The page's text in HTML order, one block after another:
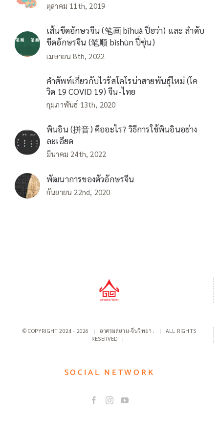
ตุลาคม 11th, 2019
เส้นขีดอักษรจีน (笔画 bǐhuà ปี่ฮว่า) และ ลำดับ
ขีดอักษรจีน (笔顺 bǐshùn ปี่ซุ่น)
เมษายน 8th, 2022
คำศัพท์เกี่ยวกับไวรัสโคโรน่าสายพันธุ์ใหม่ (โค
วิด 19 COVID 19) จีน-ไทย
กุมภาพันธ์ 13th, 2020
พินอิน (拼音) คืออะไร? วิธีการใช้พินอินอย่าง
ละเอียด
มีนาคม 24th, 2022
พัฒนาการของตัวอักษรจีน
กันยายน 22nd, 2020
© COPYRIGHT 2024 - 2026 | อาศรมสยาม-จีนวิทยา .
| ALL RIGHTS
RESERVED |
SOCIAL NETWORK